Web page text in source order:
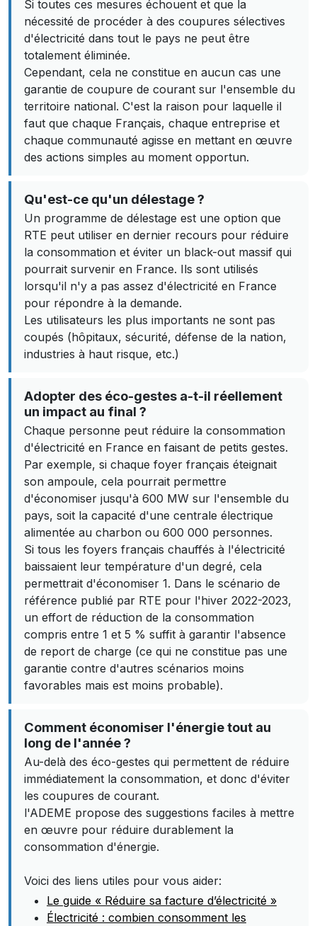
Si toutes ces mesures échouent et que la
nécessité de procéder à des coupures sélectives
d'électricité dans tout le pays ne peut être
totalement éliminée.
Cependant, cela ne constitue en aucun cas une
garantie de coupure de courant sur l'ensemble du
territoire national. C'est la raison pour laquelle il
faut que chaque Français, chaque entreprise et
chaque communauté agisse en mettant en œuvre
des actions simples au moment opportun.
Qu'est-ce qu'un délestage ?
Un programme de délestage est une option que
RTE peut utiliser en dernier recours pour réduire
la consommation et éviter un black-out massif qui
pourrait survenir en France. Ils sont utilisés
lorsqu'il n'y a pas assez d'électricité en France
pour répondre à la demande.
Les utilisateurs les plus importants ne sont pas
coupés (hôpitaux, sécurité, défense de la nation,
industries à haut risque, etc.)
Adopter des éco-gestes a-t-il réellement
un impact au final ?
Chaque personne peut réduire la consommation
d'électricité en France en faisant de petits gestes.
Par exemple, si chaque foyer français éteignait
son ampoule, cela pourrait permettre
d'économiser jusqu'à 600 MW sur l'ensemble du
pays, soit la capacité d'une centrale électrique
alimentée au charbon ou 600 000 personnes.
Si tous les foyers français chauffés à l'électricité
baissaient leur température d'un degré, cela
permettrait d'économiser 1. Dans le scénario de
référence publié par RTE pour l'hiver 2022-2023,
un effort de réduction de la consommation
compris entre 1 et 5 % suffit à garantir l'absence
de report de charge (ce qui ne constitue pas une
garantie contre d'autres scénarios moins
favorables mais est moins probable).
Comment économiser l'énergie tout au
long de l'année ?
Au-delà des éco-gestes qui permettent de réduire
immédiatement la consommation, et donc d'éviter
les coupures de courant.
l'ADEME propose des suggestions faciles à mettre
en œuvre pour réduire durablement la
consommation d'énergie.
Voici des liens utiles pour vous aider:
Le guide « Réduire sa facture d’électricité »
Électricité : combien consomment les